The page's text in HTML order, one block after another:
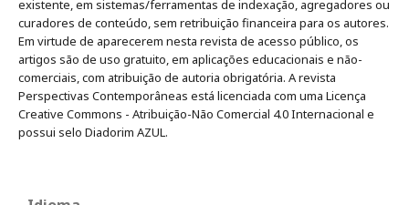
existente, em sistemas/ferramentas de indexação, agregadores ou
curadores de conteúdo, sem retribuição financeira para os autores.
Em virtude de aparecerem nesta revista de acesso público, os
artigos são de uso gratuito, em aplicações educacionais e não-
comerciais, com atribuição de autoria obrigatória. A revista
Perspectivas Contemporâneas está licenciada com uma Licença
Creative Commons - Atribuição-Não Comercial 4.0 Internacional e
possui selo Diadorim AZUL.